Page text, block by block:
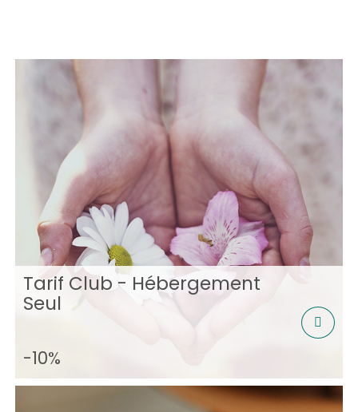
Tarif Club - Hébergement
Seul
-10%